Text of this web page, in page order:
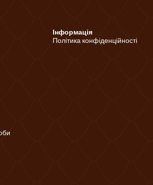
Інформація
Політика конфіденційності